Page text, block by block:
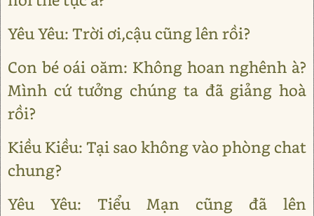
Yêu Yêu: Trời ơi,cậu cũng lên rồi?
Con bé oái oăm: Không hoan nghênh à?
Mình cứ tưởng chúng ta đã giảng hoà
rồi?
Kiều Kiều: Tại sao không vào phòng chat
chung?
Yêu Yêu: Tiểu Mạn cũng đã lên